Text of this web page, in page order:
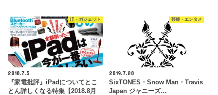
IT・ガジェット
2018.7.5
『家電批評』iPadについてとこ
とん詳しくなる特集【2018.8月
芸能・エンタメ
2019.7.28
SixTONES・Snow Man・Travis
Japan ジャニーズ…